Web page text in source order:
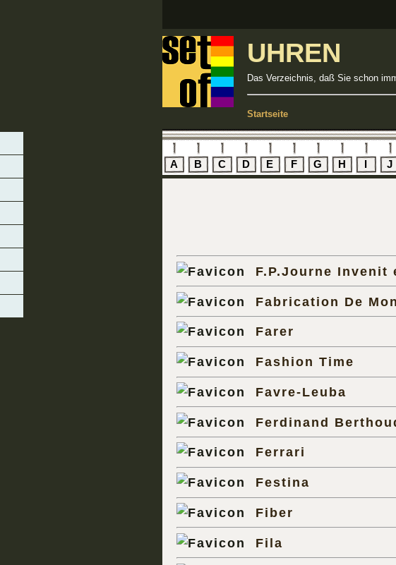
UHREN
Das Verzeichnis, daß Sie schon
Startseite
A B C D E F G H I J
F.P.Journe Invenit
Fabrication De
Farer
Fashion Time
Favre-Leuba
Ferdinand
Ferrari
Festina
Fiber
Fila